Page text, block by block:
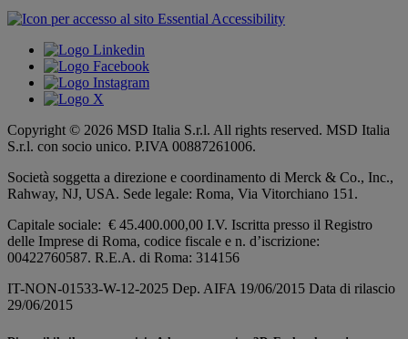
Copyright © 2026 MSD Italia S.r.l. All rights reserved. MSD Italia
S.r.l. con socio unico. P.IVA 00887261006.
Società soggetta a direzione e coordinamento di Merck & Co., Inc.,
Rahway, NJ, USA. Sede legale: Roma, Via Vitorchiano 151.
Capitale sociale: € 45.400.000,00 I.V. Iscritta presso il Registro
delle Imprese di Roma, codice fiscale e n. d’iscrizione:
00422760587. R.E.A. di Roma: 314156
IT-NON-01533-W-12-2025 Dep. AIFA 19/06/2015 Data di rilascio
29/06/2015